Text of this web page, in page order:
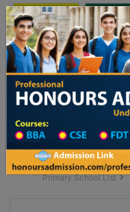
Toggle
Updates
২৬ শিক্ষাবর্ষের ১ম বর্ষের ভর্তি আবেদন
Primary School District
Primary School List